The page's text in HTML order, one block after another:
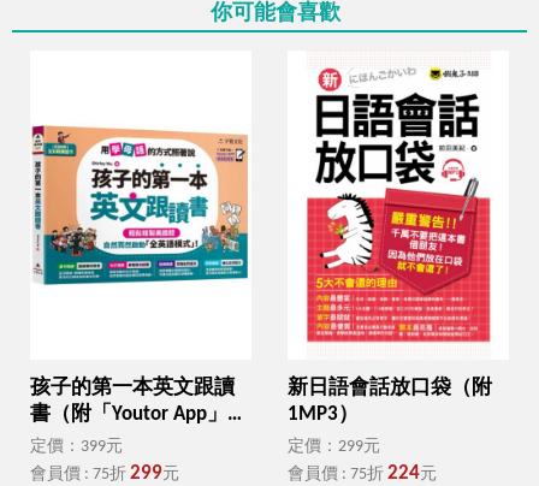
你可能會喜歡
孩子的第一本英文跟讀
書（附「Youtor App」內
含VRP虛擬點讀筆+24頁
全彩圖卡）
定價：399元
會員價 : 75折 299元
新日語會話放口袋（附
1MP3）
定價：299元
會員價 : 75折 224元